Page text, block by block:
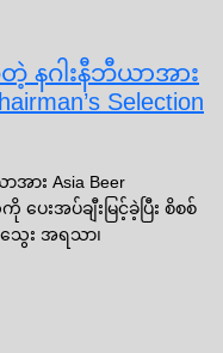
နဂါးနီဘီယာအား
Selection
ား Asia Beer
ပေးအပ်ချီးမြင့်ခဲ့ပြီး စိစစ်
ေး အရသာ၊